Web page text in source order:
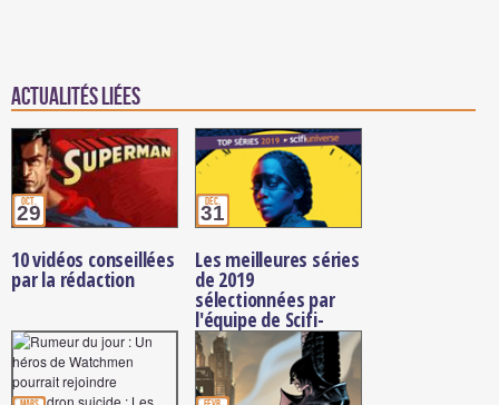
Actualités Liées
oct.
29
10 vidéos conseillées
par la rédaction
déc.
31
Les meilleures séries
de 2019
sélectionnées par
l'équipe de Scifi-
Universe